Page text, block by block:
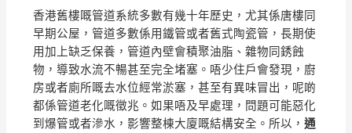
香港舊樓嘅管道系統多數有幾十年歷史，尤其係唐樓同
早期公屋，管道多數係用鐵管或者舊式陶瓷管，長期使
用加上缺乏保養，管道內壁會積聚油脂、雜物同銹蝕
物，導致水流不暢甚至完全堵塞。唔少住戶會發現，廚
房或者廁所嘅去水位經常淤塞，甚至有異味冒出，呢啲
都係管道老化嘅徵兆。如果唔及早處理，問題可能惡化
到爆管或者滲水，影響整棟大廈嘅結構安全。所以，通